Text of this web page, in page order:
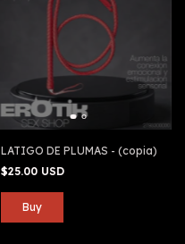
LATIGO DE PLUMAS - (copia)
$25.00 USD